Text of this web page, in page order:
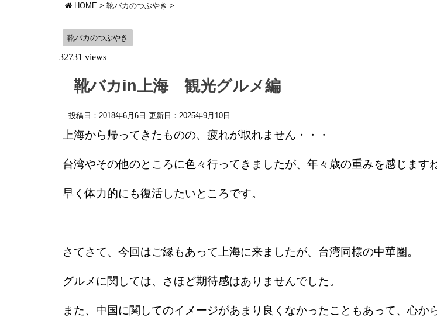
HOME > 靴バカのつぶやき >
靴バカのつぶやき
32731 views
靴バカin上海 観光グルメ編
投稿日：2018年6月6日 更新日： 2025年9月10日
上海から帰ってきたものの、疲れが取れません・・・
台湾やその他のところに色々行ってきましたが、年々歳の重みを感じます
早く体力的にも復活したいところです。
さてさて、今回はご縁もあって上海に来ましたが、台湾同様の中華圏。
グルメに関しては、さほど期待感はありませんでした。
また、中国に関してのイメージがあまり良くなかったこともあって、心か